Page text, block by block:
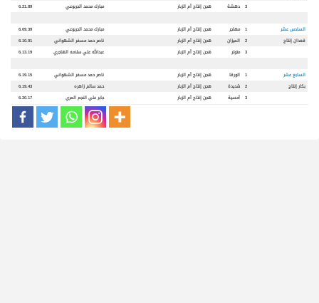
3 دهشة هجن إنتاج أم الزبار مبارك محمد الجربوعي 6.21.89
السادس عشر 1 مهاجر هجن إنتاج أم الزبار مبارك محمد الجربوعي
6.09.39
قعدان إنتاج
2 الميزان هجن إنتاج أم الزبار ناصر حمد مسفر الشهواني
6.10.01
3 متوتر هجن إنتاج أم الزبار عبدالله علي سلامه الهاجري 6.13.19
السابع عشر 1 الورقا هجن إنتاج أم الزبار ناصر حمد مسفر الشهواني
6.19.15
بكار إنتاج
2 شديدة هجن إنتاج أم الزبار حمد سالم زاهره
6.19.43
3 أمسية هجن إنتاج أم الزبار جابر علي النجم المري 6.20.17